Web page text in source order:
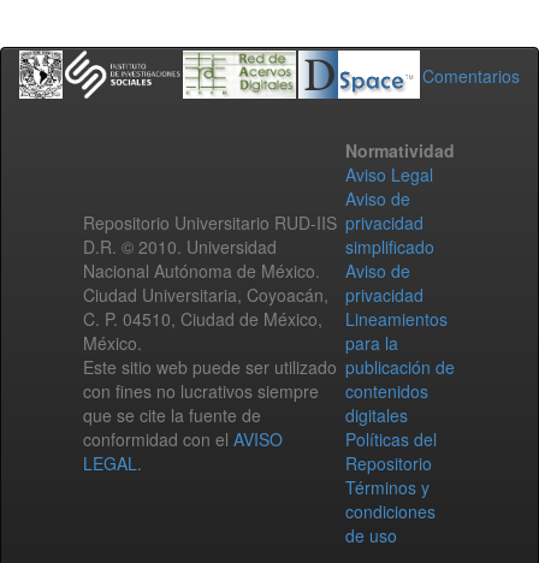
Comentarios
Repositorio Universitario RUD-IIS
D.R. © 2010. Universidad
Nacional Autónoma de México.
Ciudad Universitaria, Coyoacán,
C. P. 04510, Ciudad de México,
México.
Este sitio web puede ser utilizado
con fines no lucrativos siempre
que se cite la fuente de
conformidad con el AVISO
LEGAL.
Normatividad
Aviso Legal
Aviso de
privacidad
simplificado
Aviso de
privacidad
Lineamientos
para la
publicación de
contenidos
digitales
Políticas del
Repositorio
Términos y
condiciones
de uso